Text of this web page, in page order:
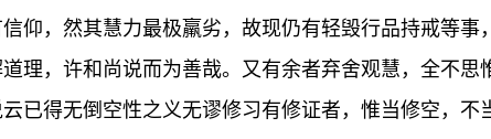
仰，然其慧力最极羸劣，故现仍有轻毁行品持戒等事
理，许和尚说而为善哉。又有余者弃舍观慧，全不思
已得无倒空性之义无谬修习有修证者，惟当修空，不